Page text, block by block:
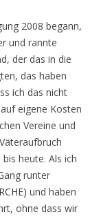
2008 begann,
und rannte
der das in die
das haben
ich das nicht
eigene Kosten
Vereine und
heute. Als ich
runter
und haben
ohne dass wir